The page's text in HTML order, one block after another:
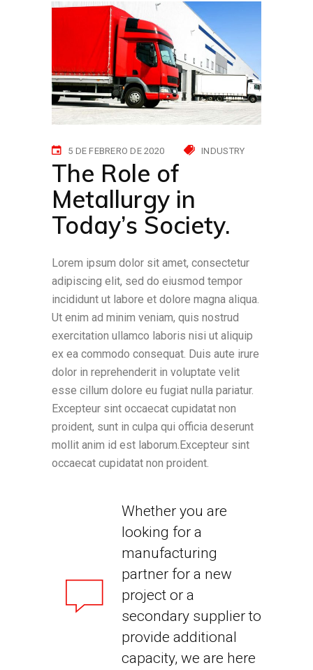
5 DE FEBRERO DE 2020 INDUSTRY
The Role of
Metallurgy in
Today’s Society.
Lorem ipsum dolor sit amet, consectetur
adipiscing elit, sed do eiusmod tempor
incididunt ut labore et dolore magna aliqua.
Ut enim ad minim veniam, quis nostrud
exercitation ullamco laboris nisi ut aliquip
ex ea commodo consequat. Duis aute irure
dolor in reprehenderit in voluptate velit
esse cillum dolore eu fugiat nulla pariatur.
Excepteur sint occaecat cupidatat non
proident, sunt in culpa qui officia deserunt
mollit anim id est laborum.Excepteur sint
occaecat cupidatat non proident.
Whether you are
looking for a
manufacturing
partner for a new
project or a
secondary supplier to
provide additional
capacity, we are here